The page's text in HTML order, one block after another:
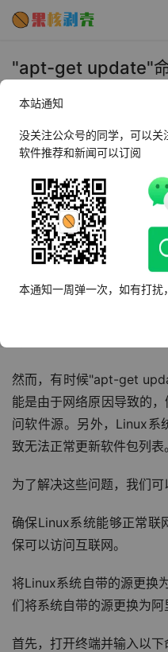
"apt-get update"
2023年9月15日 上午10:42 •
"apt-get update"是Linux
主要作用是更新操作系统
装新软件包或升级现有软
需要知道最新的可用软件
从软件源下载软件包列表
APT可以使用这些信息查
常在安装新软件包之前执
然而，有时候"apt-get
能是由于网络原因导致的
问软件源。另外，Linux系
致无法正常更新软件包列表。
为了解决这些问题，我们可
确保Linux系统能够正常联
保可以访问互联网。
将Linux系统自带的源更换
们将系统自带的源更换为阿
首先，打开终端并输入以
本站通知
没关注公众号的同学，可以
软件推荐和新闻可以订阅
本通知一周弹一次，如有打扰